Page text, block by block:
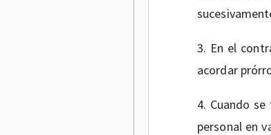
3. En el
acordar
4. Cuando
personal en